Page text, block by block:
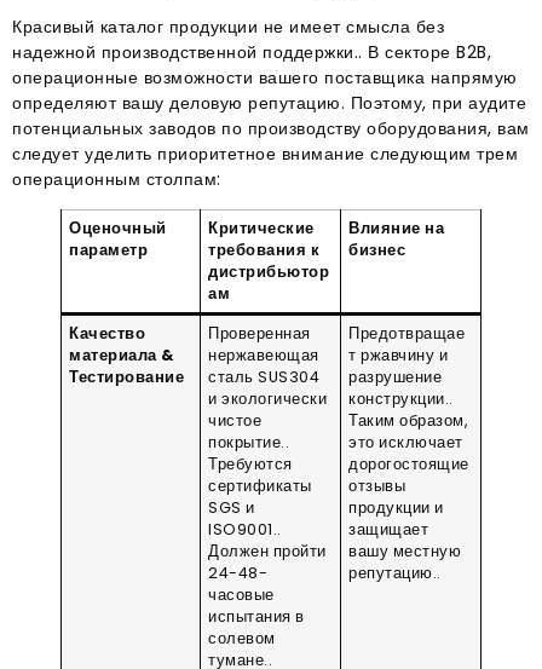
Красивый каталог продукции не имеет смысла без
надежной производственной поддержки.. В секторе B2B,
операционные возможности вашего поставщика напрямую
определяют вашу деловую репутацию. Поэтому, при аудите
потенциальных заводов по производству оборудования, вам
следует уделить приоритетное внимание следующим трем
операционным столпам:
Оценочный
параметр
Критические
требования к
дистрибьютор
ам
Влияние на
бизнес
Качество
материала &
Тестирование
Проверенная
нержавеющая
сталь SUS304
и экологически
чистое
покрытие..
Требуются
сертификаты
SGS и
ISO9001..
Должен пройти
24-48-
часовые
испытания в
солевом
тумане..
Предотвращае
т ржавчину и
разрушение
конструкции..
Таким образом,
это исключает
дорогостоящие
отзывы
продукции и
защищает
вашу местную
репутацию..